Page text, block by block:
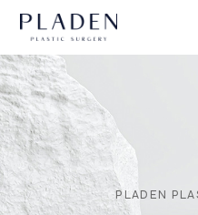
PLADEN